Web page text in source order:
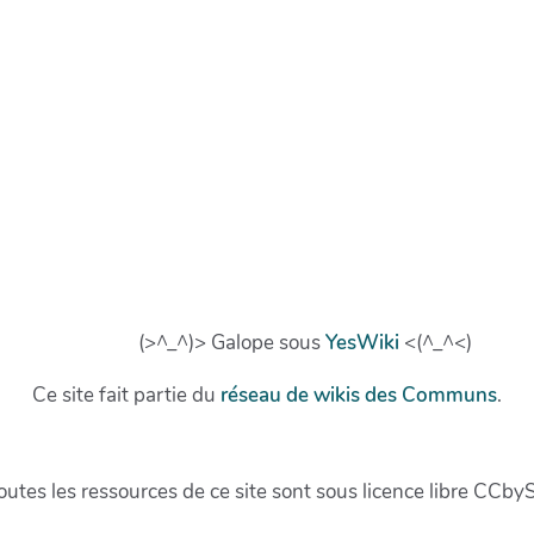
(>^_^)> Galope sousYesWiki <(^_^<)
Ce site fait partie du réseau de wikis des Communs.
les ressources de ce site sont sous licence libre